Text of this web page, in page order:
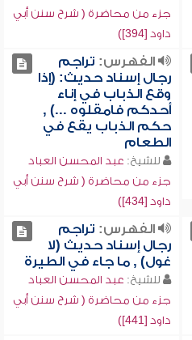
جزء من محاضرة ( شرح سنن أبي
داود [394])
الفهرس: تراجم
رجال إسناد حديث: (إذا
وقع الذباب في إناء
أحدكم فامقلوه ...) ,
حكم الذباب يقع في
الطعام
للشيخ: عبد المحسن العباد
جزء من محاضرة ( شرح سنن أبي
داود [434])
الفهرس: تراجم
رجال إسناد حديث (لا
غول) , ما جاء في الطيرة
للشيخ: عبد المحسن العباد
جزء من محاضرة ( شرح سنن أبي
داود [441])